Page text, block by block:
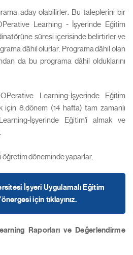
aday olabilirler. Bu taleplerini bir
Learning - İşyerinde Eğitim
süresi içerisinde belirtirler ve
dâhil olurlar. Programa dâhil olan
da bu programa dâhil olduklarını
Learning-İşyerinde Eğitim
için 8.dönem (14 hafta) tam zamanlı
İşyerinde Eğitim'i almak ve
döneminde yaparlar.
İşyeri Uygulamalı Eğitim
için tıklayınız.
Raporları ve Değerlendirme